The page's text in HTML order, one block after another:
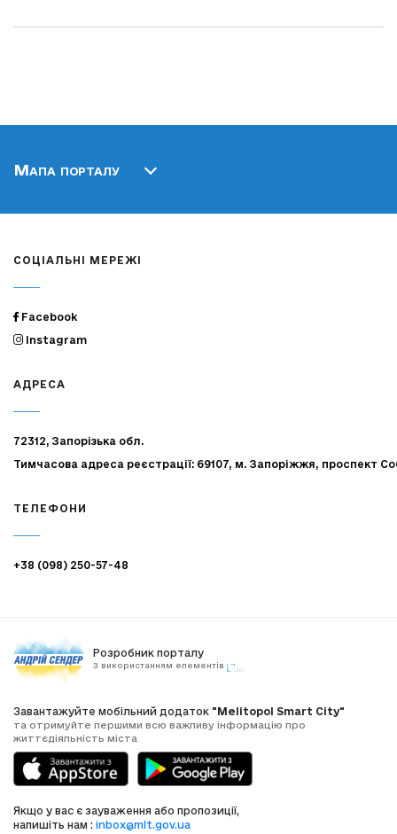
Мапа порталу
СОЦІАЛЬНІ МЕРЕЖІ
Facebook
Instagram
АДРЕСА
72312, Запорізька обл.
Тимчасова адреса реєстрації: 69107, м. Запоріжжя, проспект
ТЕЛЕФОНИ
+38 (098) 250-57-48
Розробник порталу
З використанням елементів
Завантажуйте мобільний додаток "Melitopol Smart City"
та отримуйте першими всю важливу інформацію про
життєдіяльність міста
Якщо у вас є зауваження або пропозиції,
напишіть нам : inbox@mlt.gov.ua